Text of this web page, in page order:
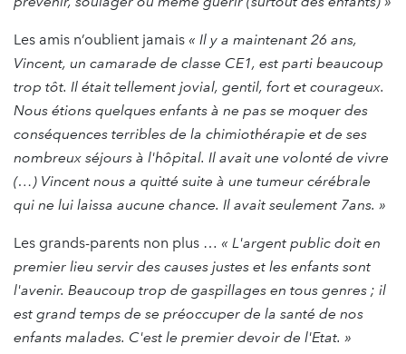
Les amis n’oublient jamais « Il y a maintenant 26 ans,
Vincent, un camarade de classe CE1, est parti beaucoup
trop tôt. Il était tellement jovial, gentil, fort et courageux.
Nous étions quelques enfants à ne pas se moquer des
conséquences terribles de la chimiothérapie et de ses
nombreux séjours à l'hôpital. Il avait une volonté de vivre
(…) Vincent nous a quitté suite à une tumeur cérébrale
qui ne lui laissa aucune chance. Il avait seulement 7ans. »
Les grands-parents non plus … « L'argent public doit en
premier lieu servir des causes justes et les enfants sont
l'avenir. Beaucoup trop de gaspillages en tous genres ; il
est grand temps de se préoccuper de la santé de nos
enfants malades. C'est le premier devoir de l'Etat. »